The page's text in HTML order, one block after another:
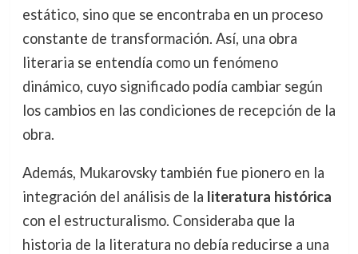
estático, sino que se encontraba en un proceso
constante de transformación. Así, una obra
literaria se entendía como un fenómeno
dinámico, cuyo significado podía cambiar según
los cambios en las condiciones de recepción de la
obra.
Además, Mukarovsky también fue pionero en la
integración del análisis de la literatura histórica
con el estructuralismo. Consideraba que la
historia de la literatura no debía reducirse a una